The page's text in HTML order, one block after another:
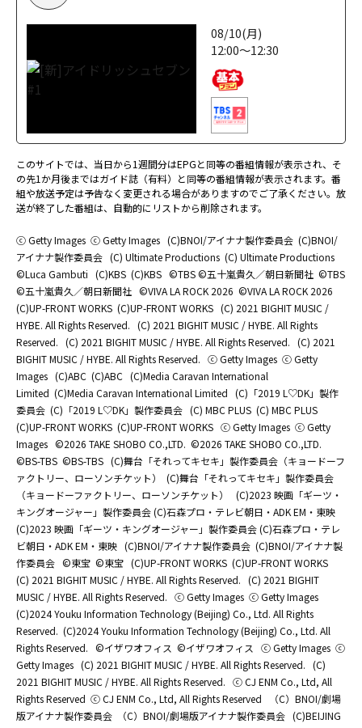
08/10(月)
12:00～12:30
このサイトでは、当日から1週間分はEPGと同等の番組情報が表示され、そ
の先1か月後まではガイド誌（有料）と同等の番組情報が表示されます。番
組や放送予定は予告なく変更される場合がありますのでご了承ください。放
送が終了した番組は、自動的にリストから削除されます。
ⓒ Getty Images ⓒ Getty Images (C)BNOI/アイナナ製作委員会 (C)BNOI/
アイナナ製作委員会 (C) Ultimate Productions (C) Ultimate Productions
©Luca Gambuti (C)KBS (C)KBS ©TBS ©五十嵐貴久／朝日新聞社 ©TBS
©五十嵐貴久／朝日新聞社 ©️VIVA LA ROCK 2026 ©️VIVA LA ROCK 2026
(C)UP-FRONT WORKS (C)UP-FRONT WORKS (C) 2021 BIGHIT MUSIC /
HYBE. All Rights Reserved. (C) 2021 BIGHIT MUSIC / HYBE. All Rights
Reserved. (C) 2021 BIGHIT MUSIC / HYBE. All Rights Reserved. (C) 2021
BIGHIT MUSIC / HYBE. All Rights Reserved. ⓒ Getty Images ⓒ Getty
Images (C)ABC (C)ABC (C)Media Caravan International
Limited (C)Media Caravan International Limited (C)「2019 L♡DK」製作
委員会 (C)「2019 L♡DK」製作委員会 (C) MBC PLUS (C) MBC PLUS
(C)UP-FRONT WORKS (C)UP-FRONT WORKS ⓒ Getty Images ⓒ Getty
Images ©2026 TAKE SHOBO CO.,LTD. ©2026 TAKE SHOBO CO.,LTD.
©BS-TBS ©BS-TBS (C)舞台「それってキセキ」製作委員会（キョードーフ
ァクトリー、ローソンチケット）
(C)舞台「それってキセキ」製作委員会
（キョードーファクトリー、ローソンチケット）
(C)2023 映画「ギーツ・
キングオージャー」製作委員会 (C)石森プロ・テレビ朝日・ADK EM・東映
(C)2023 映画「ギーツ・キングオージャー」製作委員会 (C)石森プロ・テレ
ビ朝日・ADK EM・東映 (C)BNOI/アイナナ製作委員会 (C)BNOI/アイナナ製
作委員会 ©東宝 ©東宝 (C)UP-FRONT WORKS (C)UP-FRONT WORKS
(C) 2021 BIGHIT MUSIC / HYBE. All Rights Reserved. (C) 2021 BIGHIT
MUSIC / HYBE. All Rights Reserved. ⓒ Getty Images ⓒ Getty Images
(C)2024 Youku Information Technology (Beijing) Co., Ltd. All Rights
Reserved. (C)2024 Youku Information Technology (Beijing) Co., Ltd. All
Rights Reserved. ©イザワオフィス ©イザワオフィス ⓒ Getty Images ⓒ
Getty Images (C) 2021 BIGHIT MUSIC / HYBE. All Rights Reserved. (C)
2021 BIGHIT MUSIC / HYBE. All Rights Reserved. ⓒ CJ ENM Co., Ltd, All
Rights Reserved ⓒ CJ ENM Co., Ltd, All Rights Reserved
（C）BNOI/劇場
版アイナナ製作委員会
（C）BNOI/劇場版アイナナ製作委員会 (C)BEIJING